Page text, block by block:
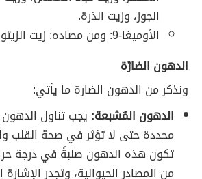
الجوز، وزيت الذرة.
الأوميغا-9: ومن مصاده: زيت الزيتون.
الدهون الضارّة
ونذكر من الدهون الضارة ما يأتي:
الدهون المُشبعة: يجب تناول
محددة حتى لا تؤثر في صحة القلب
تكون هذه الدهون صلبةً في درجة
من المصادر الحيوانية، وتجدر